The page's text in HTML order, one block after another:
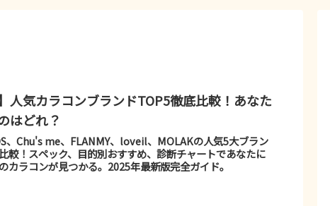
】人気カラコンブランドTOP5徹底比較！あなた
はどれ？
、Chu's me、FLANMY、loveil、MOLAKの人気5大ブラン
較！スペック、目的別おすすめ、診断チャートであなたに
カラコンが見つかる。2025年最新版完全ガイド。